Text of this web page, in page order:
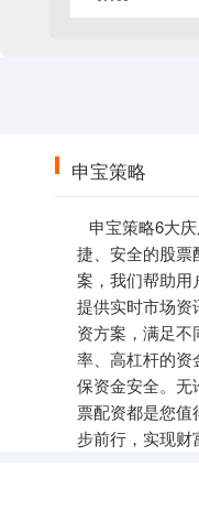
申宝策略
申宝策略6大
捷、安全的股票
案，我们帮助用
提供实时市场资
资方案，满足
率、高杠杆的资
保资金安全。无
票配资都是您
步前行，实现财